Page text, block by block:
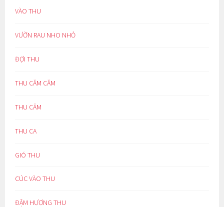
VÀO THU
VƯỜN RAU NHO NHỎ
ĐỢI THU
THU CĂM CĂM
THU CẢM
THU CA
GIÓ THU
CÚC VÀO THU
ĐẬM HƯƠNG THU